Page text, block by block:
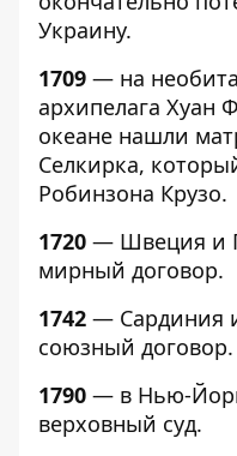
Украину.
1709 — на
архипелага Хуан
океане нашли
Селкирка,
Робинзона Крузо.
1720 — Швеция и
мирный договор.
1742 — Сардиния
союзный договор.
1790 — в Нью-
верховный суд.